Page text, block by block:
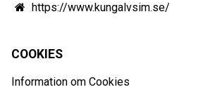
https://www.kungalvsim.se/
COOKIES
Information om Cookies